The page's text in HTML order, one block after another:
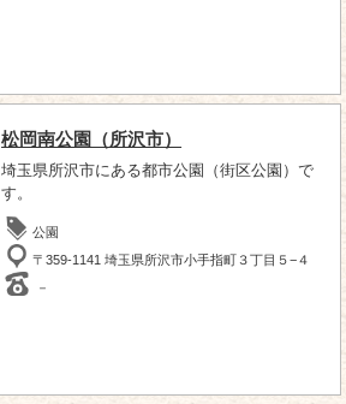
松岡南公園（所沢市）
埼玉県所沢市にある都市公園（街区公園）で
す。
公園
〒359-1141 埼玉県所沢市小手指町３丁目５−４
－